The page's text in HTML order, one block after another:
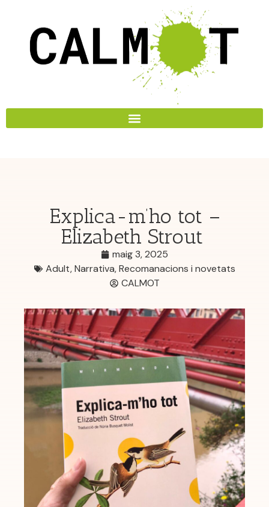
Explica-m’ho tot –
Elizabeth Strout
maig 3, 2025
Adult,Narrativa,Recomanacions i novetats
CALMOT